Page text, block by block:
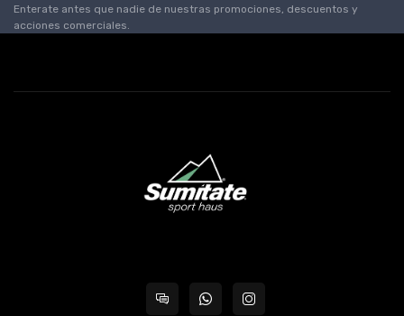
Enterate antes que nadie de nuestras promociones, descuentos y
acciones comerciales.